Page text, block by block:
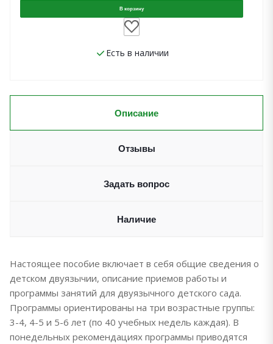
В корзину
Есть в наличии
Описание
Отзывы
Задать вопрос
Наличие
Настоящее пособие включает в себя общие сведения о
детском двуязычии, описание приемов работы и
программы занятий для двуязычного детского сада.
Программы ориентированы на три возрастные группы:
3-4, 4-5 и 5-6 лет (по 40 учебных недель каждая). В
понедельных рекомендациях программы приводятся